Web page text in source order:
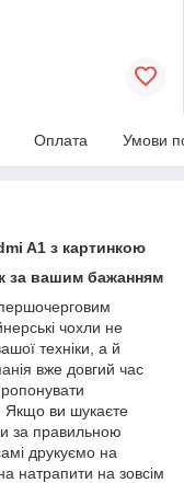
Оплата Умови
A1 з картинкою
за вашим бажанням
чохли не
техніки, а й
вже довгий час
Якщо ви шукаєте
за правильною
друкуємо на
натрапити на зовсім